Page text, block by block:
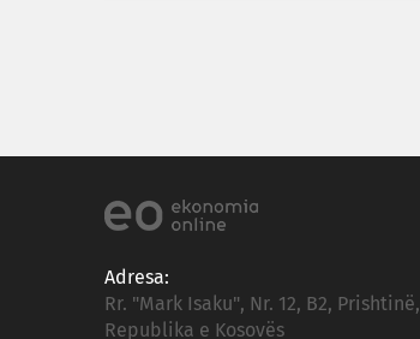
Adresa:
Rr. "Mark Isaku", Nr. 12, B2, Prishtinë,
Republika e Kosovës